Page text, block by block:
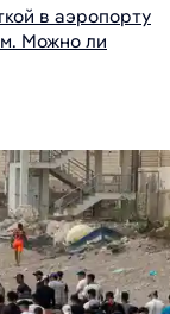
в аэропорту
Можно ли